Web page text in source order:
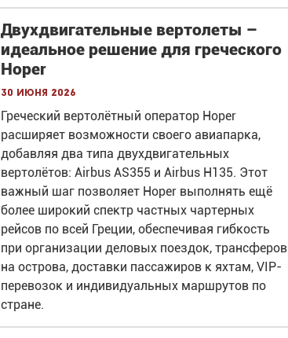
Двухдвигательные вертолеты –
идеальное решение для греческого
Hoper
30 июня 2026
Греческий вертолётный оператор Hoper
расширяет возможности своего авиапарка,
добавляя два типа двухдвигательных
вертолётов: Airbus AS355 и Airbus H135. Этот
важный шаг позволяет Hoper выполнять ещё
более широкий спектр частных чартерных
рейсов по всей Греции, обеспечивая гибкость
при организации деловых поездок, трансферов
на острова, доставки пассажиров к яхтам, VIP-
перевозок и индивидуальных маршрутов по
стране.